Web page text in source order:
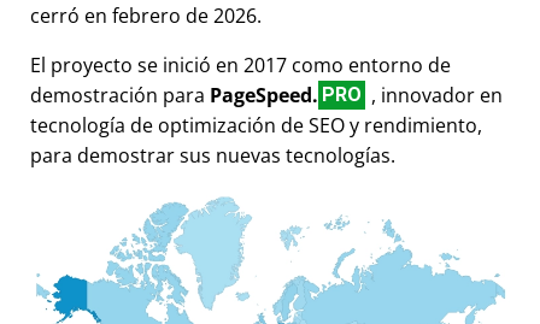
cerró en febrero de 2026.
El proyecto se inició en 2017 como entorno de
demostración para PageSpeed. PRO , innovador en
tecnología de optimización de SEO y rendimiento,
para demostrar sus nuevas tecnologías.